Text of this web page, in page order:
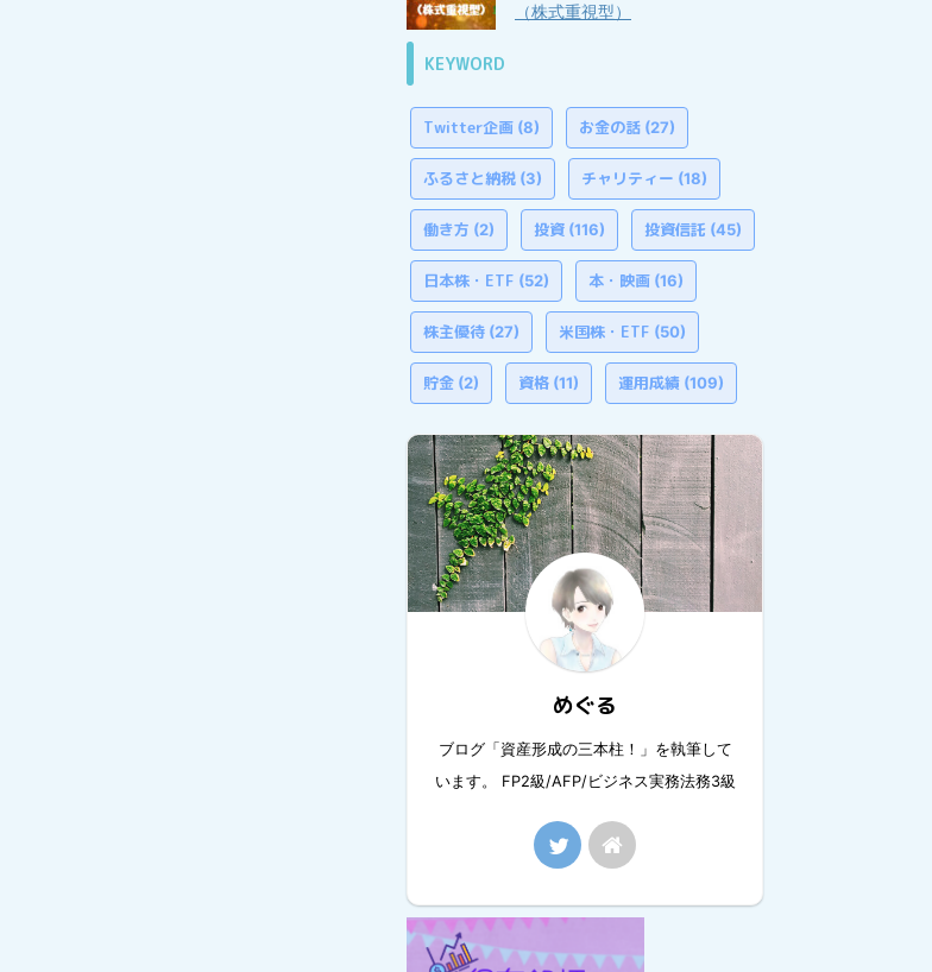
（株式重視型）
KEYWORD
Twitter企画 (8) お金の話 (27)
ふるさと納税 (3) チャリティー (18)
働き方 (2) 投資 (116) 投資信託 (45)
日本株・ETF (52) 本・映画 (16)
株主優待 (27) 米国株・ETF (50)
貯金 (2) 資格 (11) 運用成績 (109)
めぐる
ブログ「資産形成の三本柱！」を執筆して
います。 FP2級/AFP/ビジネス実務法務3級